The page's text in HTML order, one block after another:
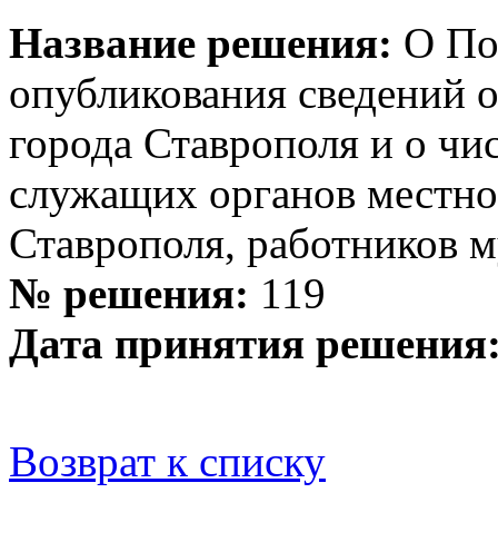
Название решения: О
опубликования сведений
города Ставрополя и о
служащих органов
Ставрополя, работников
№ решения: 119
Дата принятия
Возврат к списку